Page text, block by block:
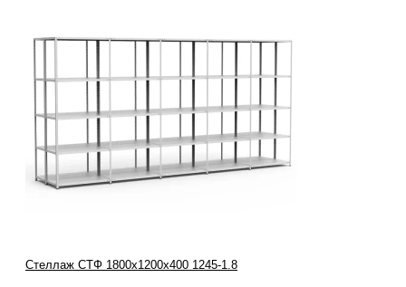
Стеллаж СТФ 1800x1200x400 1245-1.8